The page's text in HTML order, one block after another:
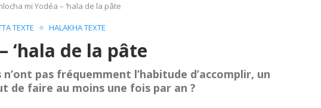
mi Yodéa – ‘hala de la pâte
TEXTE HALAKHA TEXTE
‘hala de la pâte
pas fréquemment l’habitude d’accomplir, un
de faire au moins une fois par an ?